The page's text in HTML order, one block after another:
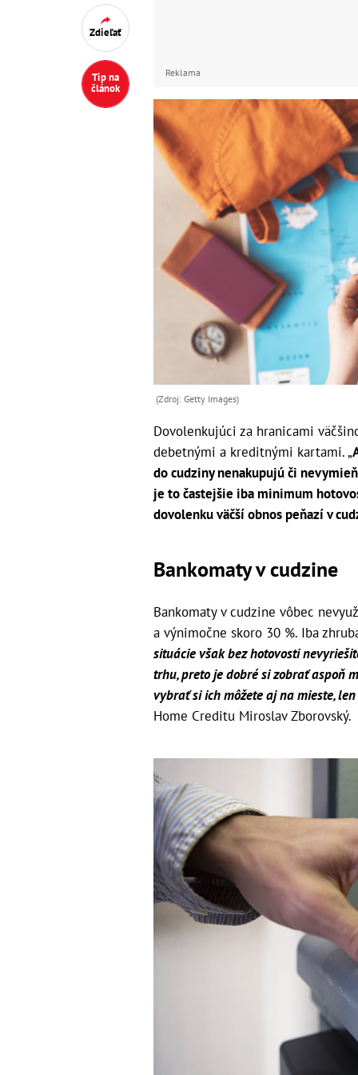
Zdieľať
Tip na
článok
Reklama
(Zdroj: Getty Images)
Dovolenkujúci za hranicami
debetnými a kreditnými kartami. „
do cudziny nenakupujú či
je to častejšie iba minimum
dovolenku väčší obnos peňazí v
Bankomaty v cudzine
Bankomaty v cudzine vôbec
a výnimočne skoro 30 %. Iba
situácie však bez hotovosti
trhu, preto je dobré si zobrať aspoň
vybrať si ich môžete aj na mieste,
Home Creditu Miroslav Zborovský.